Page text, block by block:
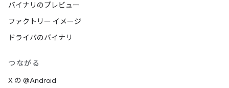
バイナリのプレビュー
ファクトリー イメージ
ドライバのバイナリ
つながる
X の @Android